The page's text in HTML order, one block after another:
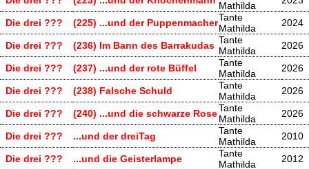
Mathilda
Die drei ??? (225) ...und der PuppenmacherTante
Mathilda
2024
Die drei ??? (236) Im Bann des Barrakudas Tante
Mathilda
2026
Die drei ??? (237) ...und der rote Büffel
Tante
Mathilda
2026
Die drei ??? (238) Falsche Schuld
Tante
Mathilda
2026
Die drei ??? (240) ...und die schwarze RoseTante
Mathilda
2026
Die drei ??? ...und der dreiTag
Tante
Mathilda
2010
Die drei ??? ...und die Geisterlampe
Tante
Mathilda
2012